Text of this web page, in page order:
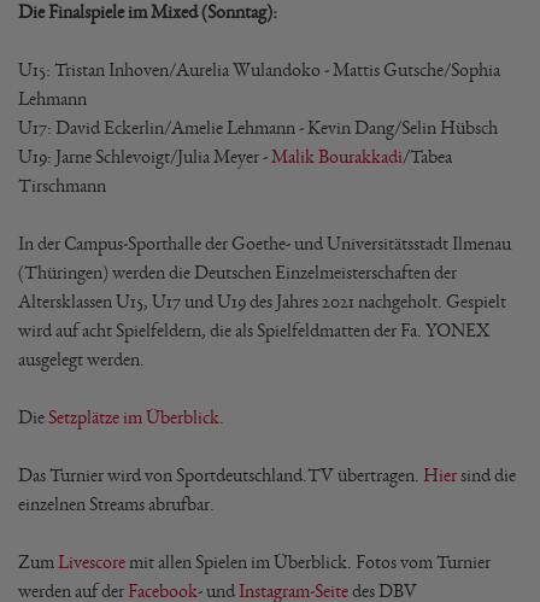
Die Finalspiele im Mixed (Sonntag):
U15: Tristan Inhoven/Aurelia Wulandoko - Mattis Gutsche/Sophia
Lehmann
U17: David Eckerlin/Amelie Lehmann - Kevin Dang/Selin Hübsch
U19: Jarne Schlevoigt/Julia Meyer -Malik Bourakkadi/Tabea
Tirschmann
In der Campus-Sporthalle der Goethe- und Universitätsstadt Ilmenau
(Thüringen) werden die Deutschen Einzelmeisterschaften der
Altersklassen U15, U17 und U19 des Jahres 2021 nachgeholt. Gespielt
wird auf acht Spielfeldern, die als Spielfeldmatten der Fa. YONEX
ausgelegt werden.
DieSetzplätze im Überblick
Das Turnier wird von Sportdeutschland.TV übertragen. Hiersind die
einzelnen Streams abrufbar.
Zum Livescore mit allen Spielen im Überblick. Fotos vom Turnier
werden auf der Facebook- und Instagram-Seitedes DBV